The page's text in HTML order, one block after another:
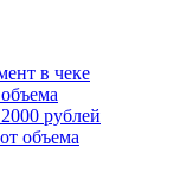
в чеке
рублей
объема